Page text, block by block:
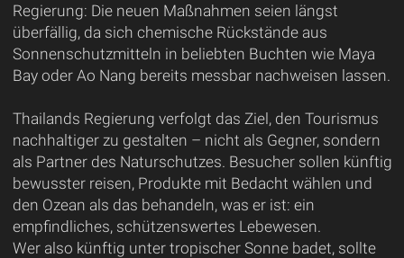
Regierung: Die neuen Maßnahmen seien längst
überfällig, da sich chemische Rückstände aus
Sonnenschutzmitteln in beliebten Buchten wie Maya
Bay oder Ao Nang bereits messbar nachweisen lassen.
Thailands Regierung verfolgt das Ziel, den Tourismus
nachhaltiger zu gestalten – nicht als Gegner, sondern
als Partner des Naturschutzes. Besucher sollen künftig
bewusster reisen, Produkte mit Bedacht wählen und
den Ozean als das behandeln, was er ist: ein
empfindliches, schützenswertes Lebewesen.
Wer also künftig unter tropischer Sonne badet, sollte